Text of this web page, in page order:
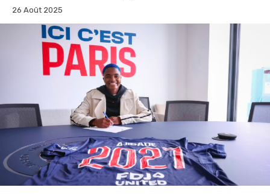
26 Août 2025